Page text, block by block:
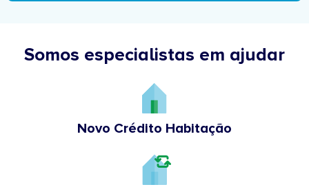
Somos especialistas em ajudar
Novo Crédito Habitação